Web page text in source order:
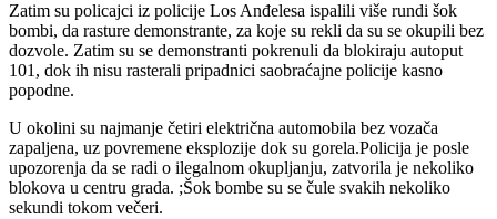
Zatim su policajci iz policije Los Anđelesa ispalili više rundi šok
bombi, da rasture demonstrante, za koje su rekli da su se okupili bez
dozvole. Zatim su se demonstranti pokrenuli da blokiraju autoput
101, dok ih nisu rasterali pripadnici saobraćajne policije kasno
popodne.
U okolini su najmanje četiri električna automobila bez vozača
zapaljena, uz povremene eksplozije dok su gorela.Policija je posle
upozorenja da se radi o ilegalnom okupljanju, zatvorila je nekoliko
blokova u centru grada. ;Šok bombe su se čule svakih nekoliko
sekundi tokom večeri.